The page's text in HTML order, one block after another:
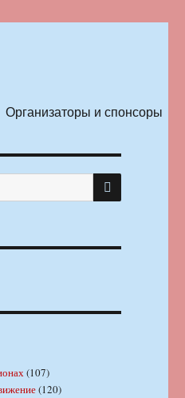
Организаторы и спонсоры
ПОИСК
(107)
(120)